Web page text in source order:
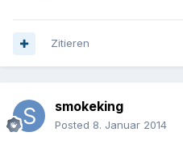
Zitieren
smokeking
Posted 8. Januar 2014